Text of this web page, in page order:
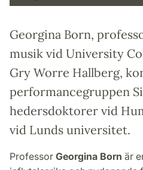
Georgina Born,
musik vid University
Gry Worre Hallberg,
performancegruppen
hedersdoktorer vid
vid Lunds universitet.
Professor Georgina Born är